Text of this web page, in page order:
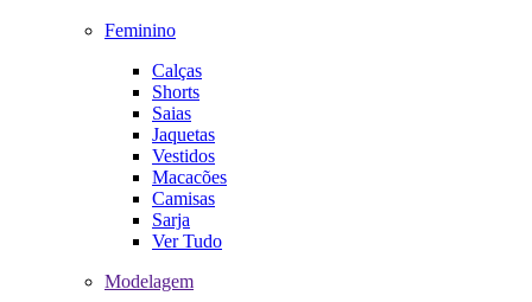
Feminino
Calças
Shorts
Saias
Jaquetas
Vestidos
Macacões
Camisas
Sarja
Ver Tudo
Modelagem